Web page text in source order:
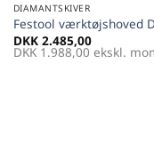
DIAMANTSKIVER
Festool værktøjshoved
DKK 2.485,00
DKK 1.988,00 ekskl.